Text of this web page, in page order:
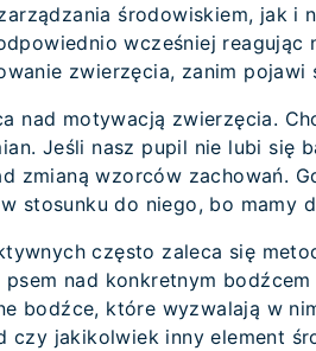
środowiskiem, jak i
wcześniej reagując
zwierzęcia, zanim pojawi
nad motywacją zwierzęcia.
Jeśli nasz pupil nie lubi się
zmianą wzorców zachowań.
stosunku do niego, bo mamy
często zaleca się
nad konkretnym
bodźce, które wyzwalają w
czy jakikolwiek inny element